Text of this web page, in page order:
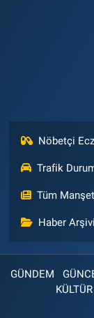
Nöbetçi
Trafik
Tüm
Haber Arşivi
GÜNDEM